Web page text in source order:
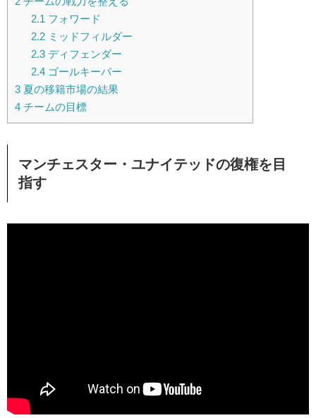
2.1 フォワード
2.2ミッドフィルダー
2.3ディフェンダー
2.4ゴールキーパー
3 夏の移籍市場の結果
4 チームの目標
マンチェスター・ユナイテッドの復権を目
指す